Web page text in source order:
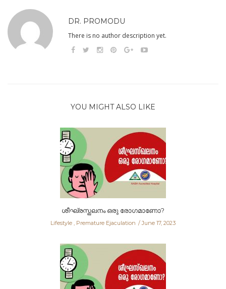
DR. PROMODU
There is no author description yet.
YOU MIGHT ALSO LIKE
ശീഘ്രസ്ഖലനം ഒരു രോഗമാണോ?
Lifestyle , Premature Ejaculation June 17, 2023